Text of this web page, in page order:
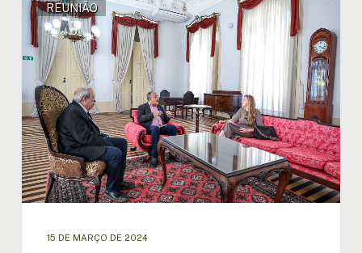
Vanessa
Grazziotin
se
reúne
com
prefeito
e
participa
de
conferencia
preparatória
para
REUNIÃO
15 DE MARÇO DE 2024